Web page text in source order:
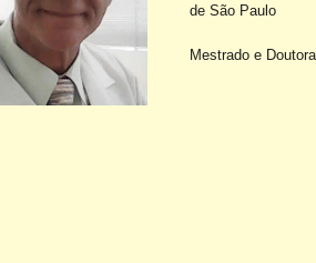
de São Paulo
Mestrado e